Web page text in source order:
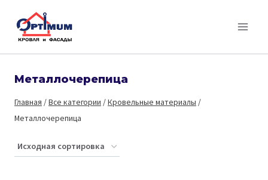
Перейти
Металлочерепица
Главная /Все категории /Кровельные материалы /
Металлочерепица